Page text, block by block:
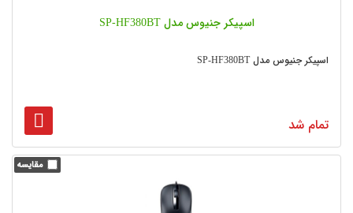
اسپیکر جنیوس مدل SP-HF380BT
اسپیکر جنیوس مدل SP-HF380BT
تمام شد